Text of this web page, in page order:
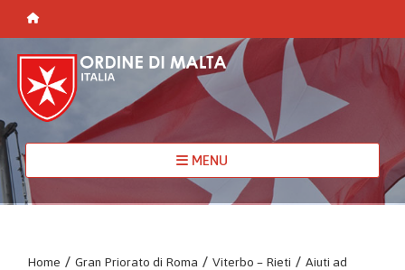
MENU
Home / Gran Priorato di Roma / Viterbo – Rieti / Aiuti ad